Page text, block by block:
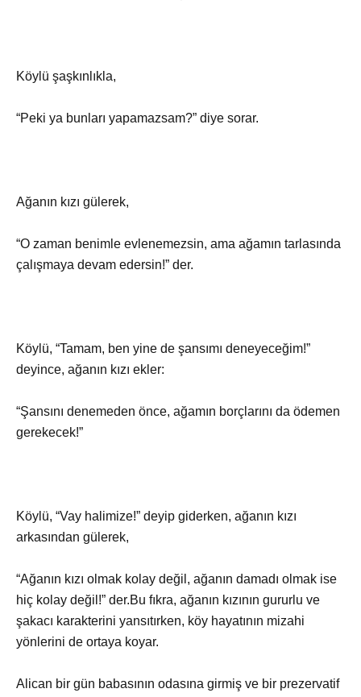
Köylü şaşkınlıkla,
“Peki ya bunları yapamazsam?” diye sorar.
Ağanın kızı gülerek,
“O zaman benimle evlenemezsin, ama ağamın tarlasında
çalışmaya devam edersin!” der.
Köylü, “Tamam, ben yine de şansımı deneyeceğim!”
deyince, ağanın kızı ekler:
“Şansını denemeden önce, ağamın borçlarını da ödemen
gerekecek!”
Köylü, “Vay halimize!” deyip giderken, ağanın kızı
arkasından gülerek,
“Ağanın kızı olmak kolay değil, ağanın damadı olmak ise
hiç kolay değil!” der.Bu fıkra, ağanın kızının gururlu ve
şakacı karakterini yansıtırken, köy hayatının mizahi
yönlerini de ortaya koyar.
Alican bir gün babasının odasına girmiş ve bir prezervatif